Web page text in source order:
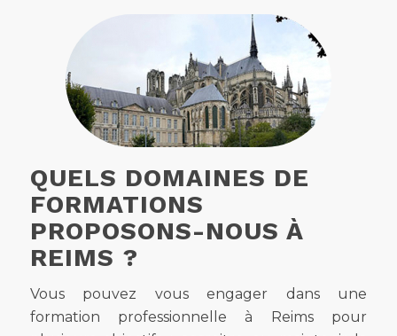
QUELS DOMAINES DE
FORMATIONS
PROPOSONS-NOUS À
REIMS ?
Vous pouvez vous engager dans une
formation professionnelle à Reims pour